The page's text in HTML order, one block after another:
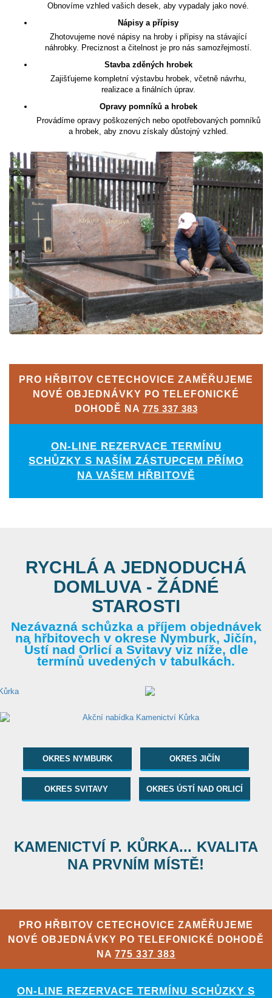
Obnovíme vzhled vašich desek, aby vypadaly jako nové.
Nápisy a přípisy
Zhotovujeme nové nápisy na hroby i přípisy na stávající
náhrobky. Preciznost a čitelnost je pro nás samozřejmostí.
Stavba zděných hrobek
Zajišťujeme kompletní výstavbu hrobek, včetně návrhu,
realizace a finálních úprav.
Opravy pomníků a hrobek
Provádíme opravy poškozených nebo opotřebovaných pomníků
a hrobek, aby znovu získaly důstojný vzhled.
PRO HŘBITOV CETECHOVICE ZAMĚŘUJEME
NOVÉ OBJEDNÁVKY PO TELEFONICKÉ
DOHODĚ NA 775 337 383
ON-LINE REZERVACE TERMÍNU
SCHŮZKY S NAŠÍM ZÁSTUPCEM PŘÍMO
NA VAŠEM HŘBITOVĚ
RYCHLÁ A JEDNODUCHÁ
DOMLUVA - ŽÁDNÉ
STAROSTI
Nezávazná schůzka a příjem objednávek
na hřbitovech v okrese Nymburk, Jičín,
Ústí nad Orlicí a Svitavy viz níže, dle
termínů uvedených v tabulkách.
OKRES NYMBURK OKRES JIČÍN
OKRES SVITAVY OKRES ÚSTÍ NAD ORLICÍ
KAMENICTVÍ P. KŮRKA... KVALITA
NA PRVNÍM MÍSTĚ!
PRO HŘBITOV CETECHOVICE ZAMĚŘUJEME
NOVÉ OBJEDNÁVKY PO TELEFONICKÉ DOHODĚ
NA 775 337 383
ON-LINE REZERVACE TERMÍNU SCHŮZKY S